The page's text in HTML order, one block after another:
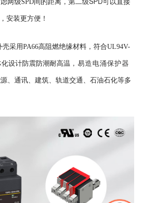
两级SPD间的距离，第 以直接
安装更方便！
壳采用PA66高阻燃绝缘材料，符合UL94V-
化设计防震防潮耐高温 ，易造电涌保护器
、通讯、建筑、轨道交通、石油石化等多